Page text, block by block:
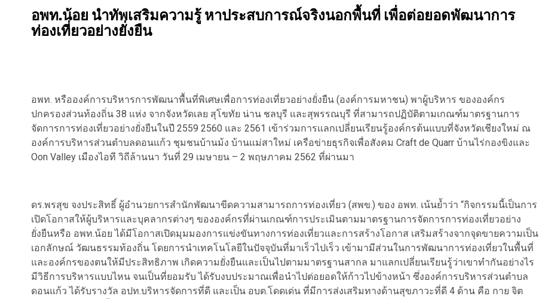
อพท.น้อย นำทัพเสริมความรู้ หาประสบการณ์จริงนอกพื้นที่ เพื่อต่อยอดพัฒนาการ
ท่องเที่ยวอย่างยั่งยืน
​อพท. หรือองค์การบริหารการพัฒนาพื้นที่พิเศษเพื่อการท่องเที่ยวอย่างยั่งยืน (องค์การมหาชน) พาผู้บริหาร ขององค์กร
ปกครองส่วนท้องถิ่น 38 แห่ง จากจังหวัดเลย สุโขทัย น่าน ชลบุรี และสุพรรณบุรี ที่สามารถปฏิบัติตามเกณฑ์มาตรฐานการ
จัดการการท่องเที่ยวอย่างยั่งยืนในปี 2559 2560 และ 2561 เข้าร่วมการแลกเปลี่ยนเรียนรู้องค์กรต้นแบบที่จังหวัดเชียงใหม่ ณ
องค์การบริหารส่วนตำบลดอนแก้ว ชุมชนบ้านม้ง บ้านแม่สาใหม่ เครือข่ายธุรกิจเพื่อสังคม Craft de Quarr บ้านไร่กองขิงและ
Oon Valley เมืองไอที วิถีล้านนา วันที่ 29 เมษายน – 2 พฤษภาคม 2562 ที่ผ่านมา
​ดร.พรสุข จงประสิทธิ์ ผู้อำนวยการสำนักพัฒนาขีดความสามารถการท่องเที่ยว (สพข.) ของ อพท. เน้นย้ำว่า “กิจกรรมนี้เป็นการ
เปิดโอกาสให้ผู้บริหารและบุคลากรต่างๆ ขององค์กรที่ผ่านเกณฑ์การประเมินตามมาตรฐานการจัดการการท่องเที่ยวอย่าง
ยั่งยืนหรือ อพท.น้อย ได้มีโอกาสเปิดมุมมองการแข่งขันทางการท่องเที่ยวและการสร้างโอกาส เสริมสร้างจากจุดขายความเป็น
เอกลักษณ์ วัฒนธรรมท้องถิ่น โดยการนำเทคโนโลยีในปัจจุบันที่มาเร็วไปเร็ว เข้ามามีส่วนในการพัฒนาการท่องเที่ยวในพื้นที่
และองค์กรของตนให้มีประสิทธิภาพ เกิดความยั่งยืนและเป็นไปตามมาตรฐานสากล มาแลกเปลี่ยนเรียนรู้ว่าเขาทำกันอย่างไร
มีวิธีการบริหารแบบไหน จนเป็นที่ยอมรับ ได้รับงบประมาณเพื่อนำไปต่อยอดให้ก้าวไปข้างหน้า ซึ่งองค์การบริหารส่วนตำบล
ดอนแก้ว ได้รับรางวัล อปท.บริหารจัดการที่ดี และเป็น อบต.โดดเด่น ที่มีการส่งเสริมทางด้านสุขภาวะที่ดี 4 ด้าน คือ กาย จิต